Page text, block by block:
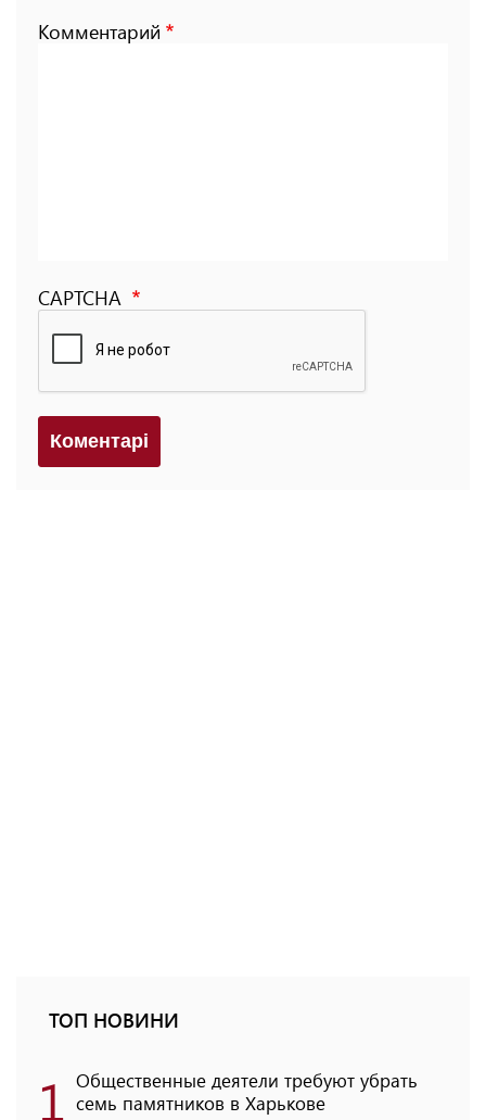
Комментарий
CAPTCHA
Коментарi
ТОП НОВИНИ
1 Общественные деятели требуют убрать
семь памятников в Харькове